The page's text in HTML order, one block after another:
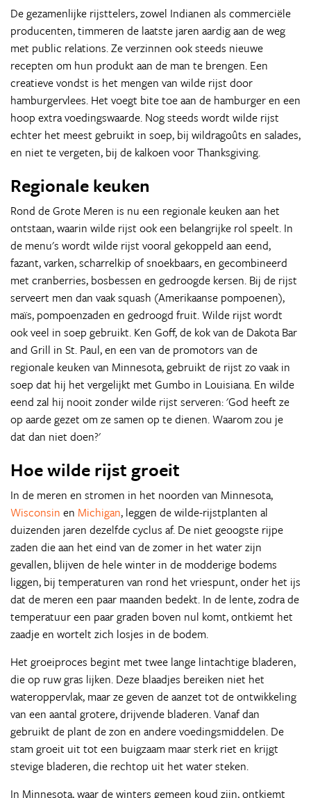
De gezamenlijke rijsttelers, zowel Indianen als commerciële
producenten, timmeren de laatste jaren aardig aan de weg
met public relations. Ze verzinnen ook steeds nieuwe
recepten om hun produkt aan de man te brengen. Een
creatieve vondst is het mengen van wilde rijst door
hamburgervlees. Het voegt bite toe aan de hamburger en een
hoop extra voedingswaarde. Nog steeds wordt wilde rijst
echter het meest gebruikt in soep, bij wildragoûts en salades,
en niet te vergeten, bij de kalkoen voor Thanksgiving.
Regionale keuken
Rond de Grote Meren is nu een regionale keuken aan het
ontstaan, waarin wilde rijst ook een belangrijke rol speelt. In
de menu's wordt wilde rijst vooral gekoppeld aan eend,
fazant, varken, scharrelkip of snoekbaars, en gecombineerd
met cranberries, bosbessen en gedroogde kersen. Bij de rijst
serveert men dan vaak squash (Amerikaanse pompoenen),
maïs, pompoenzaden en gedroogd fruit. Wilde rijst wordt
ook veel in soep gebruikt. Ken Goff, de kok van de Dakota Bar
and Grill in St. Paul, en een van de promotors van de
regionale keuken van Minnesota, gebruikt de rijst zo vaak in
soep dat hij het vergelijkt met Gumbo in Louisiana. En wilde
eend zal hij nooit zonder wilde rijst serveren: 'God heeft ze
op aarde gezet om ze samen op te dienen. Waarom zou je
dat dan niet doen?'
Hoe wilde rijst groeit
In de meren en stromen in het noorden van Minnesota,
Wisconsin en Michigan, leggen de wilde-rijstplanten al
duizenden jaren dezelfde cyclus af. De niet geoogste rijpe
zaden die aan het eind van de zomer in het water zijn
gevallen, blijven de hele winter in de modderige bodems
liggen, bij temperaturen van rond het vriespunt, onder het ijs
dat de meren een paar maanden bedekt. In de lente, zodra de
temperatuur een paar graden boven nul komt, ontkiemt het
zaadje en wortelt zich losjes in de bodem.
Het groeiproces begint met twee lange lintachtige bladeren,
die op ruw gras lijken. Deze blaadjes bereiken niet het
wateroppervlak, maar ze geven de aanzet tot de ontwikkeling
van een aantal grotere, drijvende bladeren. Vanaf dan
gebruikt de plant de zon en andere voedingsmiddelen. De
stam groeit uit tot een buigzaam maar sterk riet en krijgt
stevige bladeren, die rechtop uit het water steken.
In Minnesota, waar de winters gemeen koud zijn, ontkiemt